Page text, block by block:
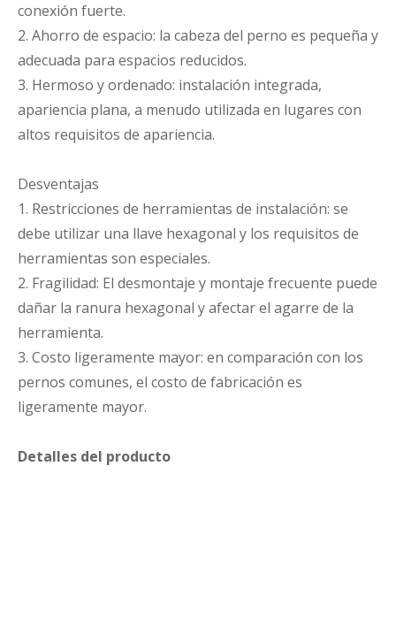
conexión fuerte.
2. Ahorro de espacio: la cabeza del perno es pequeña y
adecuada para espacios reducidos.
3. Hermoso y ordenado: instalación integrada,
apariencia plana, a menudo utilizada en lugares con
altos requisitos de apariencia.
Desventajas
1. Restricciones de herramientas de instalación: se
debe utilizar una llave hexagonal y los requisitos de
herramientas son especiales.
2. Fragilidad: El desmontaje y montaje frecuente puede
dañar la ranura hexagonal y afectar el agarre de la
herramienta.
3. Costo ligeramente mayor: en comparación con los
pernos comunes, el costo de fabricación es
ligeramente mayor.
Detalles del producto